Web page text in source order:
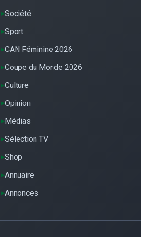
Société
Sport
CAN Féminine 2026
Coupe du Monde 2026
Culture
Opinion
Médias
Sélection TV
Shop
Annuaire
Annonces